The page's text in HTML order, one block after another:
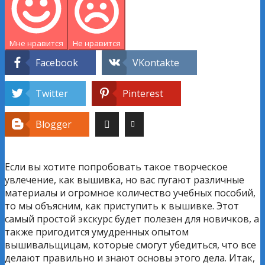
Мне нравится Не нравится
Facebook VKontakte
Twitter Pinterest
Blogger
Если вы хотите попробовать такое творческое
увлечение, как вышивка, но вас пугают различные
материалы и огромное количество учебных пособий,
то мы объясним, как приступить к вышивке. Этот
самый простой экскурс будет полезен для новичков, а
также пригодится умудренных опытом
вышивальщицам, которые смогут убедиться, что все
делают правильно и знают основы этого дела. Итак,